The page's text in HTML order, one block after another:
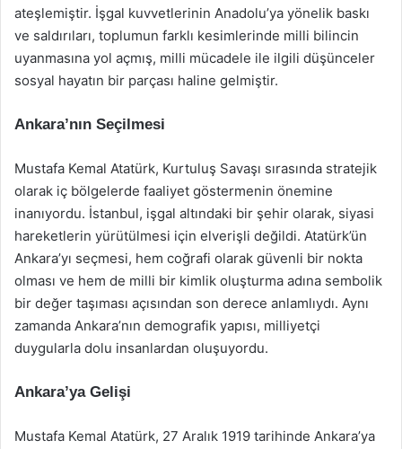
ateşlemiştir. İşgal kuvvetlerinin Anadolu’ya yönelik baskı
ve saldırıları, toplumun farklı kesimlerinde milli bilincin
uyanmasına yol açmış, milli mücadele ile ilgili düşünceler
sosyal hayatın bir parçası haline gelmiştir.
Ankara’nın Seçilmesi
Mustafa Kemal Atatürk, Kurtuluş Savaşı sırasında stratejik
olarak iç bölgelerde faaliyet göstermenin önemine
inanıyordu. İstanbul, işgal altındaki bir şehir olarak, siyasi
hareketlerin yürütülmesi için elverişli değildi. Atatürk’ün
Ankara’yı seçmesi, hem coğrafi olarak güvenli bir nokta
olması ve hem de milli bir kimlik oluşturma adına sembolik
bir değer taşıması açısından son derece anlamlıydı. Aynı
zamanda Ankara’nın demografik yapısı, milliyetçi
duygularla dolu insanlardan oluşuyordu.
Ankara’ya Gelişi
Mustafa Kemal Atatürk, 27 Aralık 1919 tarihinde Ankara’ya